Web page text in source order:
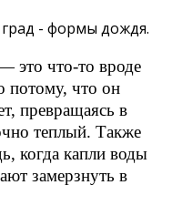
это что-то вроде
потому, что он
превращаясь в
теплый. Также
когда капли воды
замерзнуть в